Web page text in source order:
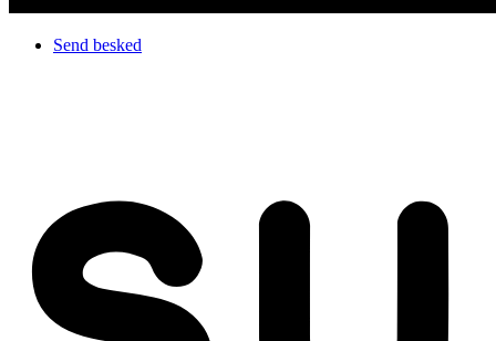
Send besked